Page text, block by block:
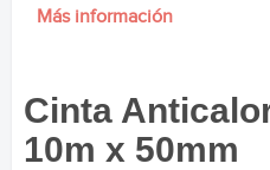
Más información
Cinta
10m x 50mm